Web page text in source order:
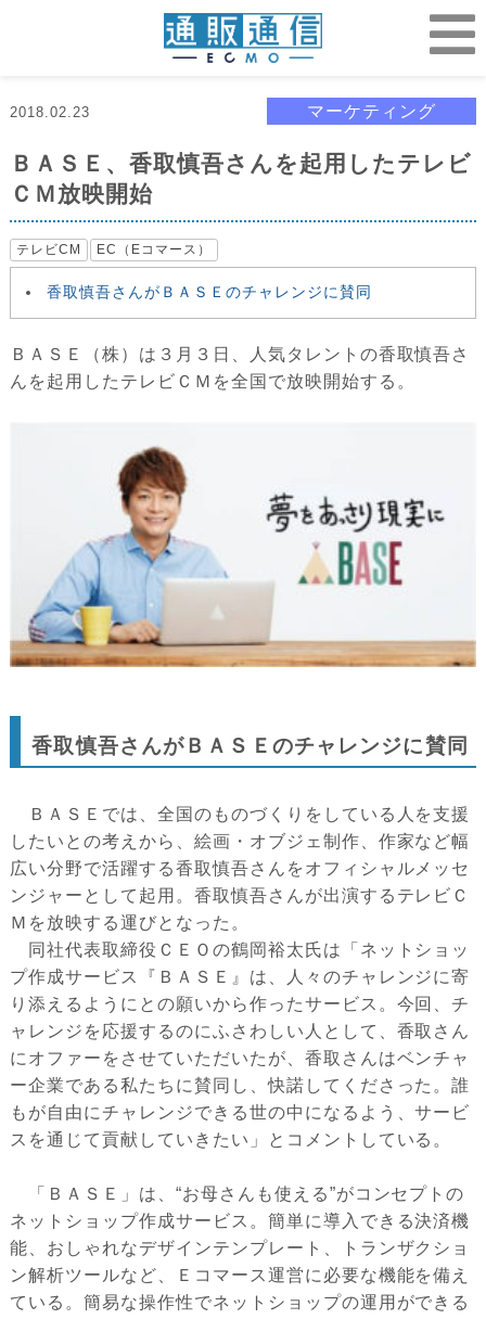
2018.02.23 マーケティング
ＢＡＳＥ、香取慎吾さんを起用したテレビ
ＣＭ放映開始
テレビCM EC（Eコマース）
香取慎吾さんがＢＡＳＥのチャレンジに賛同
ＢＡＳＥ（株）は３月３日、人気タレントの香取慎吾さ
んを起用したテレビＣＭを全国で放映開始する。
香取慎吾さんがＢＡＳＥのチャレンジに賛同
ＢＡＳＥでは、全国のものづくりをしている人を支援
したいとの考えから、絵画・オブジェ制作、作家など幅
広い分野で活躍する香取慎吾さんをオフィシャルメッセ
ンジャーとして起用。香取慎吾さんが出演するテレビＣ
Ｍを放映する運びとなった。
同社代表取締役ＣＥＯの鶴岡裕太氏は「ネットショッ
プ作成サービス『ＢＡＳＥ』は、人々のチャレンジに寄
り添えるようにとの願いから作ったサービス。今回、チ
ャレンジを応援するのにふさわしい人として、香取さん
にオファーをさせていただいたが、香取さんはベンチャ
ー企業である私たちに賛同し、快諾してくださった。誰
もが自由にチャレンジできる世の中になるよう、サービ
スを通じて貢献していきたい」とコメントしている。
「ＢＡＳＥ」は、“お母さんも使える”がコンセプトの
ネットショップ作成サービス。簡単に導入できる決済機
能、おしゃれなデザインテンプレート、トランザクショ
ン解析ツールなど、Ｅコマース運営に必要な機能を備え
ている。簡易な操作性でネットショップの運用ができる